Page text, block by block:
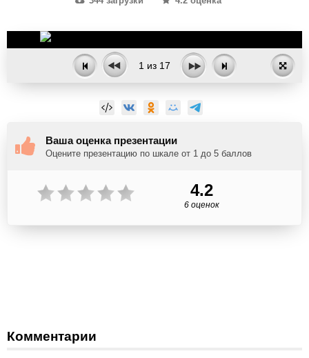
1 из 17
Ваша оценка презентации
Оцените презентацию по шкале от 1 до 5 баллов
4.2
6 оценок
Комментарии